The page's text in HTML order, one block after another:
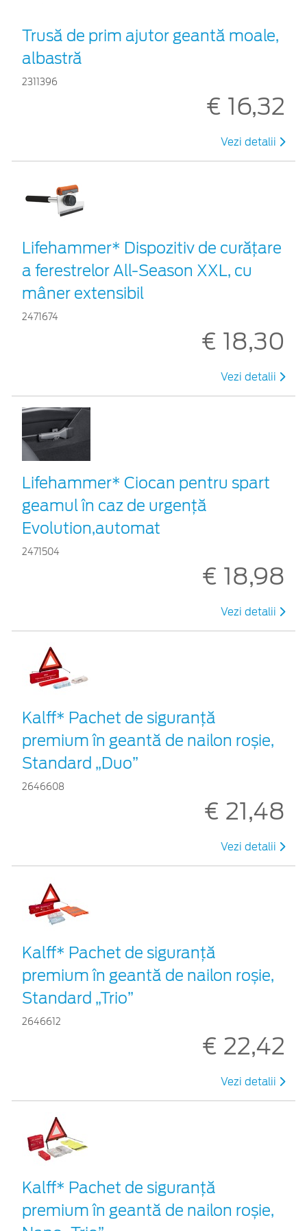
Trusă de prim ajutor geantă moale,
albastră
2311396
€ 16,32
Vezi detalii
Lifehammer* Dispozitiv de curățare
a ferestrelor All-Season XXL, cu
mâner extensibil
2471674
€ 18,30
Vezi detalii
Lifehammer* Ciocan pentru spart
geamul în caz de urgenţă
Evolution,automat
2471504
€ 18,98
Vezi detalii
Kalff* Pachet de siguranţă
premium în geantă de nailon roșie,
Standard „Duo”
2646608
€ 21,48
Vezi detalii
Kalff* Pachet de siguranţă
premium în geantă de nailon roșie,
Standard „Trio”
2646612
€ 22,42
Vezi detalii
Kalff* Pachet de siguranţă
premium în geantă de nailon roșie,